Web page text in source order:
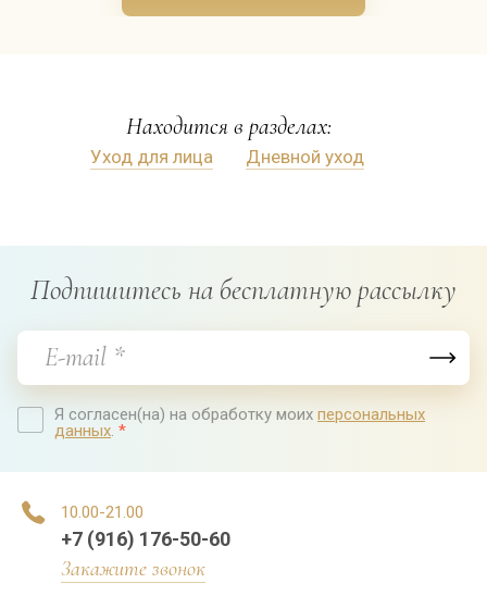
РЕЗУЛЬТАТ
влагой и светится здоровьем и свежестью.
Находится в разделах:
Уход для лица Дневной уход
Подпишитесь на бесплатную рассылку
Я согласен(на) на обработку моих персональных
данных. *
10.00-21.00
+7 (916) 176-50-60
Закажите звонок